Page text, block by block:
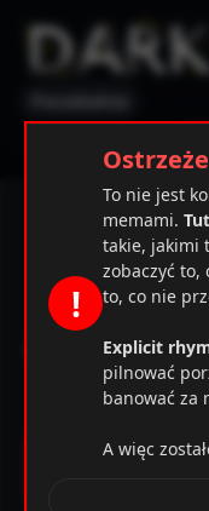
26
164
3
!
To nie jest
memami.
takie, jakimi
zobaczyć to,
to, co nie
Explicit
pilnować
banować za
A więc